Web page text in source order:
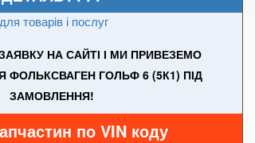
товарів і послуг
НА САЙТІ І МИ ПРИВЕЗЕМО
ФОЛЬКСВАГЕН ГОЛЬФ 6 (5К1) ПІД
ЗАМОВЛЕННЯ!
по VIN коду